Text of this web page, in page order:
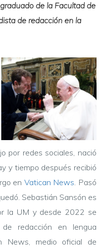
de la Facultad de
de redacción en la
por redes sociales, nació
y tiempo después recibió
en Vatican News. Pasó
Sebastián Sansón es
la UM y desde 2022 se
de redacción en lengua
News, medio oficial de